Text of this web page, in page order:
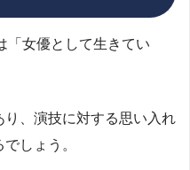
「女優として生きてい
り、演技に対する思い入れ
しょう。